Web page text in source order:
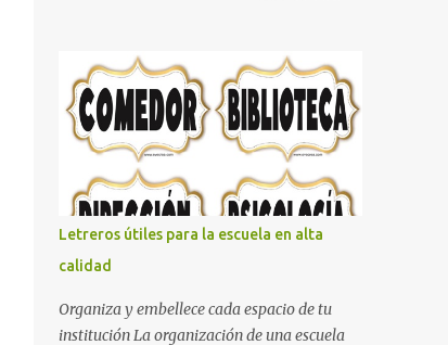
color muy relajante y por lo tanto entra en
la lista de colo...
comentario y con gusto lo diseñamos.
Nombres con diseños Spiderman Sonic bella
Cartel de feliz cumpleaños de héroes en
pijamas Ideas para decorar el dormitorio
con pósters Cama con diseño de ring de
boxeo Ideas para decoraciones de fiestas
infantiles Cosas bonitas que se pueden hacer
con gomas de coche
Letreros útiles para la escuela en alta
calidad
Organiza y embellece cada espacio de tu
institución La organización de una escuela